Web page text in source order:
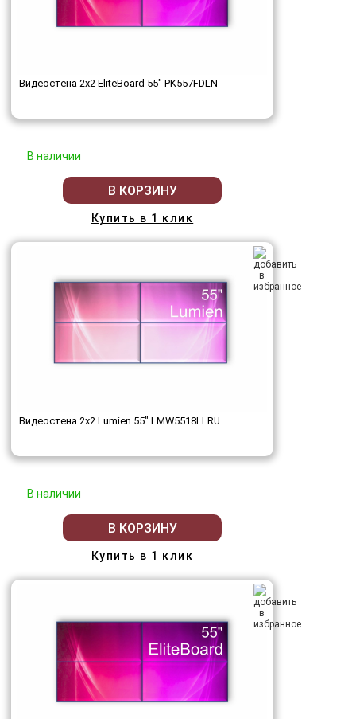
Видеостена 2x2 EliteBoard 55" PK557FDLN
В наличии
В КОРЗИНУ
Купить в 1 клик
Видеостена 2x2 Lumien 55" LMW5518LLRU
В наличии
В КОРЗИНУ
Купить в 1 клик